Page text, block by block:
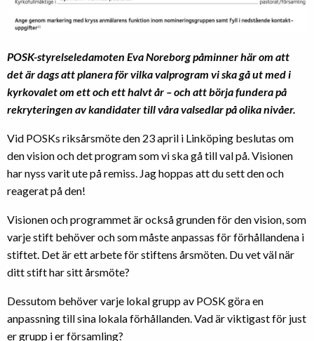
POSK-styrelseledamoten Eva Noreborg påminner här om att
det är dags att planera för vilka valprogram vi ska gå ut med i
kyrkovalet om ett och ett halvt år – och att börja fundera på
rekryteringen av kandidater till våra valsedlar på olika nivåer.
Vid POSKs riksårsmöte den 23 april i Linköping beslutas om
den vision och det program som vi ska gå till val på. Visionen
har nyss varit ute på remiss. Jag hoppas att du sett den och
reagerat på den!
Visionen och programmet är också grunden för den vision, som
varje stift behöver och som måste anpassas för förhållandena i
stiftet. Det är ett arbete för stiftens årsmöten. Du vet väl när
ditt stift har sitt årsmöte?
Dessutom behöver varje lokal grupp av POSK göra en
anpassning till sina lokala förhållanden. Vad är viktigast för just
er grupp i er församling?